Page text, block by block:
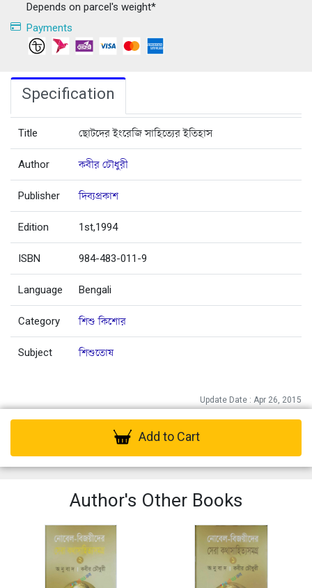
Depends on parcel's weight*
Payments
Specification
Title ছোটদের ইংরেজি সাহিত্যের ইতিহাস
Author কবীর চৌধুরী
Publisher দিব্যপ্রকাশ
Edition 1st,1994
ISBN 984-483-011-9
Language Bengali
Category শিশু কিশোর
Subject শিশুতোষ
Update Date : Apr 26, 2015
Add to Cart
Author's Other Books